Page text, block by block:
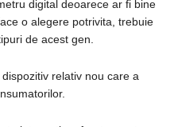
digital deoarece ar fi bine
o alegere potrivita, trebuie
de acest gen.
relativ nou care a